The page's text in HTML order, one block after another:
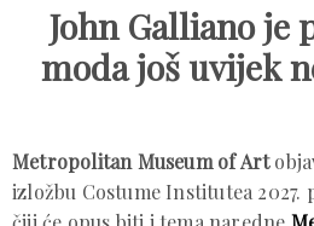
John Galliano je
moda još uvijek
Metropolitan Museum of Art
izložbu Costume Institutea 2027.